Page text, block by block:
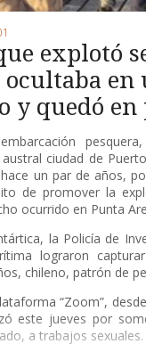
explotó
ocultaba en
y quedó
ciudad de
un par de años,
de promover la
ocurrido en Punta
la Policía de
lograron
chileno, patrón de
“Zoom”,
este jueves por
a trabajos sexuales.